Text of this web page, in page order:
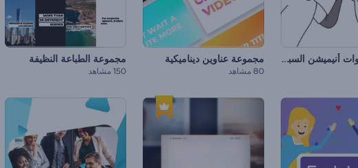
مجموعة أدوات أنيميشن السبورة البيضاء مجموعة عناوين ديناميكية
80 مشاهد
مجموعة الطباعة النظيفة
150 مشاهد